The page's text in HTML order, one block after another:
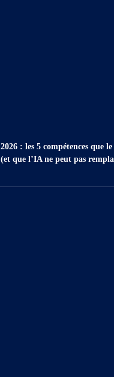
: les 5 compétences que
que l’IA ne peut pas